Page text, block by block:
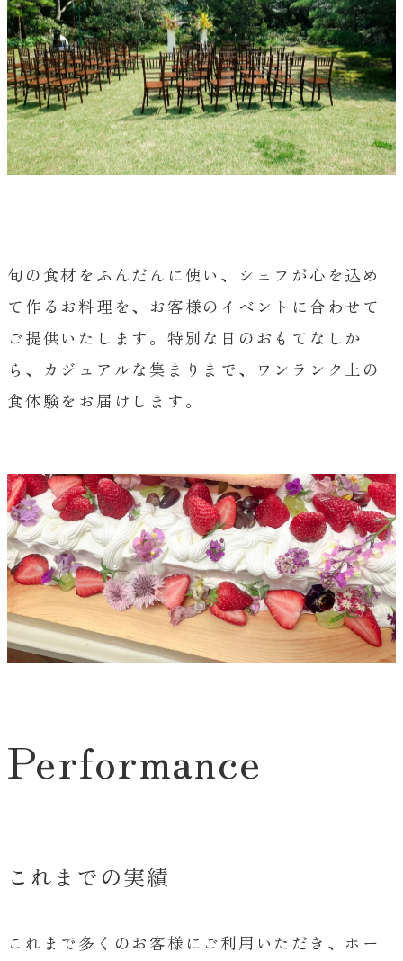
旬の食材をふんだんに使い、シェフが心を込め
て作るお料理を、お客様のイベントに合わせて
ご提供いたします。特別な日のおもてなしか
ら、カジュアルな集まりまで、ワンランク上の
食体験をお届けします。
Performance
これまでの実績
これまで多くのお客様にご利用いただき、ホー